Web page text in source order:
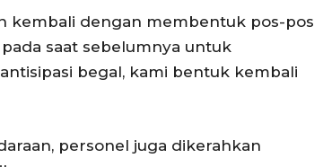
kembali dengan membentuk pos-pos
saat sebelumnya untuk
begal, kami bentuk kembali
personel juga dikerahkan